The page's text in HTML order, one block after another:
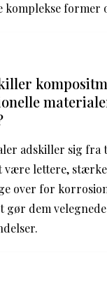
komplekse former
adskiller sig fra
være lettere,
over for
gør dem